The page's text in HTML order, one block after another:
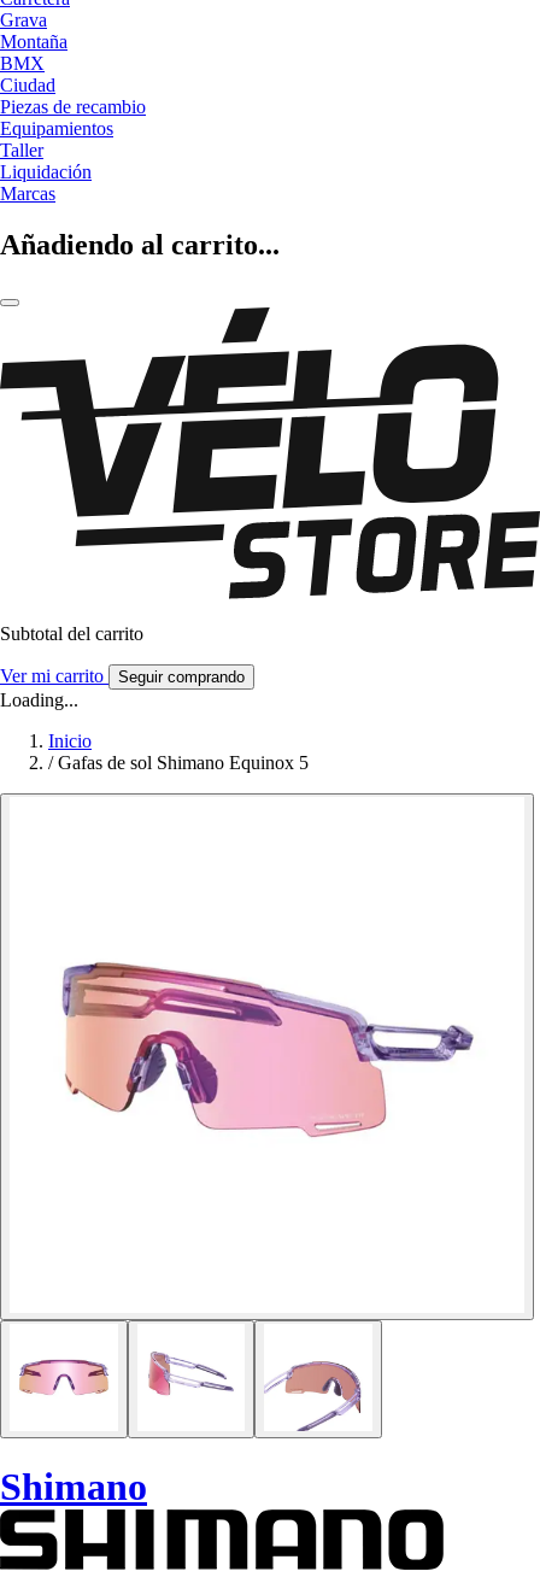
Grava
Montaña
BMX
Ciudad
Piezas de recambio
Equipamientos
Taller
Liquidación
Marcas
Añadiendo al carrito...
Subtotal del carrito
Ver mi carrito Seguir comprando
Loading...
Inicio
/ Gafas de sol Shimano Equinox 5
Shimano